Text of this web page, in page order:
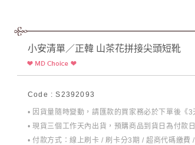
小安清單／正韓 山茶花拼接尖頭短靴
Code : S2392093
• 因貨量隨時變動，請匯款的買家務必於下單後《
• 現貨三個工作天內出貨，預購商品到貨日為付款
• 付款方式：線上刷卡 / 刷卡分3期 / 超商代碼繳費